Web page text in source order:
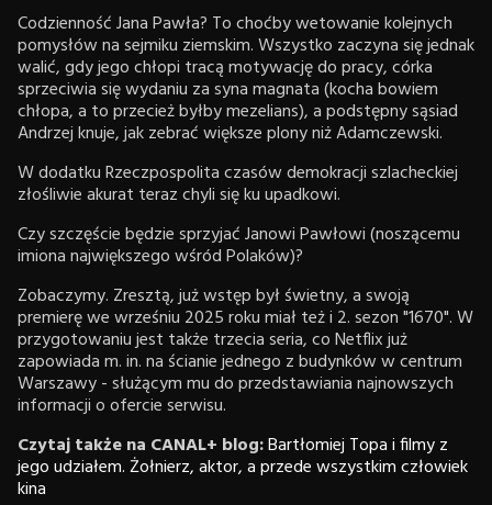
Codzienność Jana Pawła? To choćby wetowanie kolejnych
pomysłów na sejmiku ziemskim. Wszystko zaczyna się jednak
walić, gdy jego chłopi tracą motywację do pracy, córka
sprzeciwia się wydaniu za syna magnata (kocha bowiem
chłopa, a to przecież byłby mezelians), a podstępny sąsiad
Andrzej knuje, jak zebrać większe plony niż Adamczewski.
W dodatku Rzeczpospolita czasów demokracji szlacheckiej
złośliwie akurat teraz chyli się ku upadkowi.
Czy szczęście będzie sprzyjać Janowi Pawłowi (noszącemu
imiona największego wśród Polaków)?
Zobaczymy. Zresztą, już wstęp był świetny, a swoją
premierę we wrześniu 2025 roku miał też i 2. sezon "1670". W
przygotowaniu jest także trzecia seria, co Netflix już
zapowiada m. in. na ścianie jednego z budynków w centrum
Warszawy - służącym mu do przedstawiania najnowszych
informacji o ofercie serwisu.
Czytaj także na CANAL+ blog:Bartłomiej Topa i filmy z
jego udziałem. Żołnierz, aktor, a przede wszystkim człowiek
kina